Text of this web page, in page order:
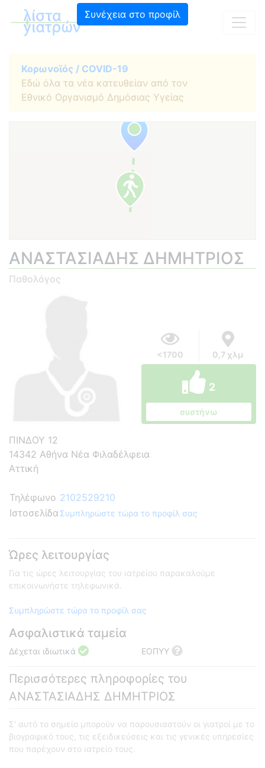
Συνέχεια στο προφίλ
Κορωνοϊός / COVID-19
Εδώ όλα τα νέα κατευθείαν από τον
Εθνικό Οργανισμό Δημόσιας Υγείας
ΑΝΑΣΤΑΣΙΑΔΗΣ ΔΗΜΗΤΡΙΟΣ
Παθολόγος
<1700 0,7 χλμ
2
συστήνω
ΠΙΝΔΟΥ 12
14342 Αθήνα Νέα Φιλαδέλφεια
Αττική
Τηλέφωνο 2102529210
Ιστοσελίδα Συμπληρώστε τώρα το προφίλ σας
Ώρες λειτουργίας
Για τις ώρες λειτουργίας του ιατρείου παρακαλούμε
επικοινωνήστε τηλεφωνικά.
Συμπληρώστε τώρα το προφίλ σας
Ασφαλιστικά ταμεία
Δέχεται ιδιωτικά ΕΟΠΥΥ
Περισσότερες πληροφορίες του
ΑΝΑΣΤΑΣΙΑΔΗΣ ΔΗΜΗΤΡΙΟΣ
Σ' αυτό το σημείο μπορούν να παρουσιαστούν οι γιατροί με το
βιογραφικό τους, τις εξειδικεύσεις και τις γενικές υπηρεσίες
που παρέχουν στο ιατρείο τους.